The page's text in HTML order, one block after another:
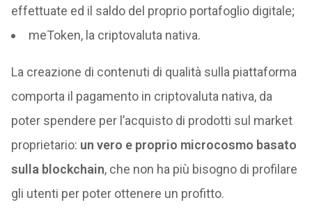
effettuate ed il saldo del proprio portafoglio digitale;
meToken, la criptovaluta nativa.
La creazione di contenuti di qualità sulla piattaforma
comporta il pagamento in criptovaluta nativa, da
poter spendere per l’acquisto di prodotti sul market
proprietario: un vero e proprio microcosmo basato
sulla blockchain, che non ha più bisogno di profilare
gli utenti per poter ottenere un profitto.